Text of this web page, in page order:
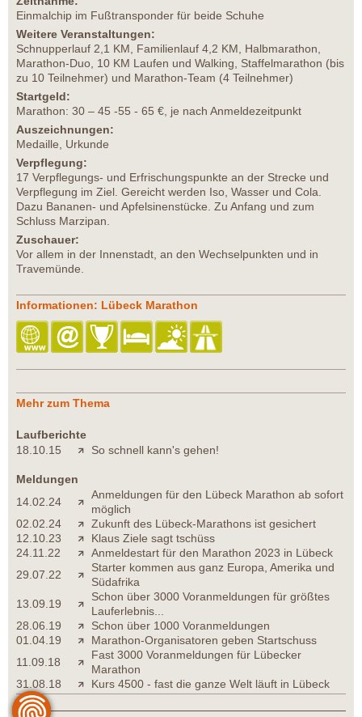
Einmalchip im Fußtransponder für beide Schuhe
Weitere Veranstaltungen:
Schnupperlauf 2,1 KM, Familienlauf 4,2 KM, Halbmarathon,
Marathon-Duo, 10 KM Laufen und Walking, Staffelmarathon (bis
zu 10 Teilnehmer) und Marathon-Team (4 Teilnehmer)
Startgeld:
Marathon: 30 – 45 -55 - 65 €, je nach Anmeldezeitpunkt
Auszeichnungen:
Medaille, Urkunde
Verpflegung:
17 Verpflegungs- und Erfrischungspunkte an der Strecke und
Verpflegung im Ziel. Gereicht werden Iso, Wasser und Cola.
Dazu Bananen- und Apfelsinenstücke. Zu Anfang und zum
Schluss Marzipan.
Zuschauer:
Vor allem in der Innenstadt, an den Wechselpunkten und in
Travemünde.
Informationen: Lübeck Marathon
Mehr zum Thema
Laufberichte
18.10.15
So schnell kann's gehen!
Meldungen
14.02.24
Anmeldungen für den Lübeck Marathon ab sofort
möglich
02.02.24
Zukunft des Lübeck-Marathons ist gesichert
12.10.23
Klaus Ziele sagt tschüss
24.11.22
Anmeldestart für den Marathon 2023 in Lübeck
29.07.22
Starter kommen aus ganz Europa, Amerika und
Südafrika
13.09.19
Schon über 3000 Voranmeldungen für größtes
Lauferlebnis...
28.06.19
Schon über 1000 Voranmeldungen
01.04.19
Marathon-Organisatoren geben Startschuss
11.09.18
Fast 3000 Voranmeldungen für Lübecker
Marathon
31.08.18
Kurs 4500 - fast die ganze Welt läuft in Lübeck